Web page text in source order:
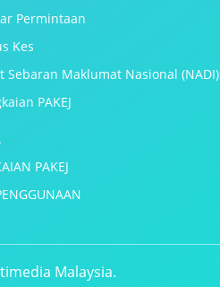
Permintaan
Kes
Sebaran Maklumat Nasional (NADI)
PAKEJ
PAKEJ
Malaysia.